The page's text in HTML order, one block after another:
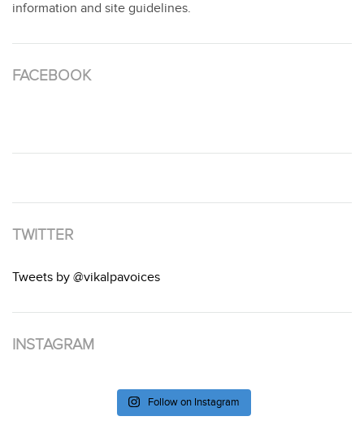
information and site guidelines.
FACEBOOK
TWITTER
Tweets by @vikalpavoices
INSTAGRAM
Follow on Instagram